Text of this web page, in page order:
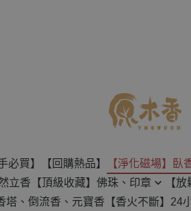
必買】 【回購熱品】 【淨化磁場】臥
立香 【頂級收藏】佛珠、印章 【
塔、倒流香、元寶香 【香火不斷】24